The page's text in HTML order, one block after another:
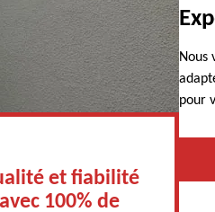
et fiabilité
100% de
Nous
pour